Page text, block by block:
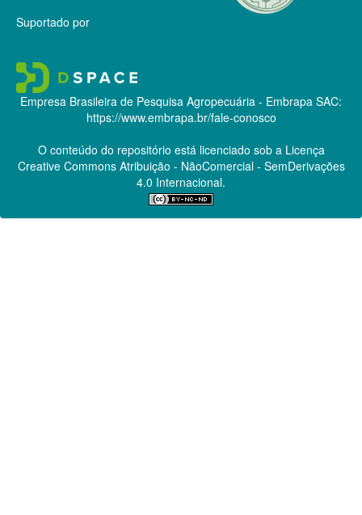
Suportado por
Empresa Brasileira de Pesquisa Agropecuária - Embrapa SAC:
https://www.embrapa.br/fale-conosco
O conteúdo do repositório está licenciado sob a Licença
Creative CommonsAtribuição - NãoComercial - SemDerivações
4.0 Internacional.